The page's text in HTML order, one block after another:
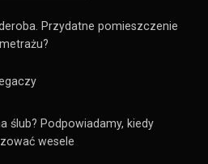
Przydatne pomieszczenie
ślub? Podpowiadamy, kiedy
wesele